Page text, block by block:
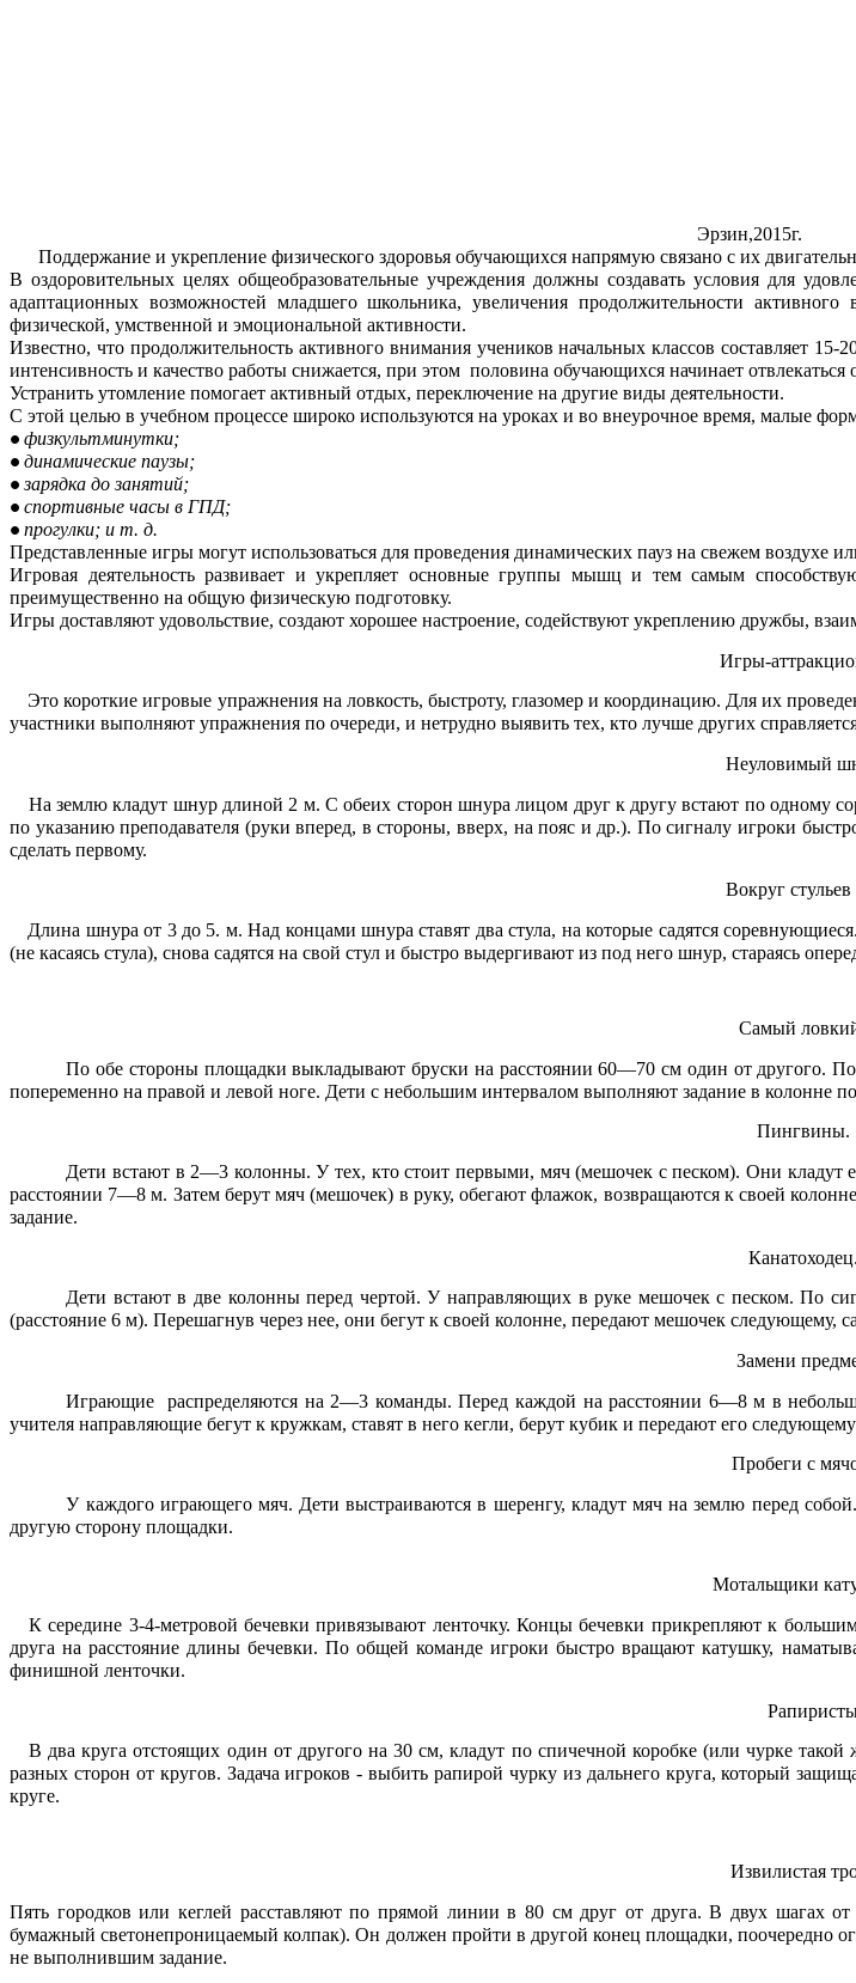
Эрзин,2015г.
Поддержание и укрепление физического здоровья обучающихся напрямую связано с их
В оздоровительных целях общеобразовательные учреждения должны создавать условия для
адаптационных возможностей младшего школьника, увеличения продолжительности
физической, умственной и эмоциональной активности.
Известно, что продолжительность активного внимания учеников начальных классов составляет
интенсивность и качество работы снижается, при этом половина обучающихся начинает отвлекаться
Устранить утомление помогает активный отдых, переключение на другие виды деятельности.
С этой целью в учебном процессе широко используются на уроках и во внеурочное время, малые
физкультминутки;
динамические паузы;
зарядка до занятий;
спортивные часы в ГПД;
прогулки; и т. д.
Представленные игры могут использоваться для проведения динамических пауз на свежем
Игровая деятельность развивает и укрепляет основные группы мышц и тем самым
преимущественно на общую физическую подготовку.
Игры доставляют удовольствие, создают хорошее настроение, содействуют укреплению дружбы,
Игры-
Это короткие игровые упражнения на ловкость, быстроту, глазомер и координацию. Для их
участники выполняют упражнения по очереди, и нетрудно выявить тех, кто лучше других
Неуловимый
На землю кладут шнур длиной 2 м. С обеих сторон шнура лицом друг к другу встают по одному
по указанию преподавателя (руки вперед, в стороны, вверх, на пояс и др.). По сигналу игроки
сделать первому.
Вокруг стульев
Длина шнура от 3 до 5. м. Над концами шнура ставят два стула, на которые садятся
(не касаясь стула), снова садятся на свой стул и быстро выдергивают из под него шнур, стараясь
Самый
По обе стороны площадки выкладывают бруски на расстоянии 60—70 см один от другого.
попеременно на правой и левой ноге. Дети с небольшим интервалом выполняют задание в колонне
Пингвины.
Дети встают в 2—3 колонны. У тех, кто стоит первыми, мяч (мешочек с песком). Они кладут
расстоянии 7—8 м. Затем берут мяч (мешочек) в руку, обегают флажок, возвращаются к своей
задание.
Канатоходец.
Дети встают в две колонны перед чертой. У направляющих в руке мешочек с песком. По
(расстояние 6 м). Перешагнув через нее, они бегут к своей колонне, передают мешочек
Замени
Играющие распределяются на 2—3 команды. Перед каждой на расстоянии 6—8 м в
учителя направляющие бегут к кружкам, ставят в него кегли, берут кубик и передают его
Пробеги с
У каждого играющего мяч. Дети выстраиваются в шеренгу, кладут мяч на землю перед
другую сторону площадки.
Мотальщики
К середине 3-4-метровой бечевки привязывают ленточку. Концы бечевки прикрепляют к
друга на расстояние длины бечевки. По общей команде игроки быстро вращают катушку,
финишной ленточки.
В два круга отстоящих один от другого на 30 см, кладут по спичечной коробке (или чурке
разных сторон от кругов. Задача игроков - выбить рапирой чурку из дальнего круга, который
круге.
Извилистая
Пять городков или кеглей расставляют по прямой линии в 80 см друг от друга. В двух шагах от
бумажный светонепроницаемый колпак). Он должен пройти в другой конец площадки, поочередно
не выполнившим задание.